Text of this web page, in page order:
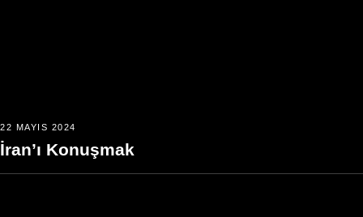
22 MAYIS 2024
İran’ı Konuşmak